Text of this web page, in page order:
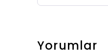
Yorumlar